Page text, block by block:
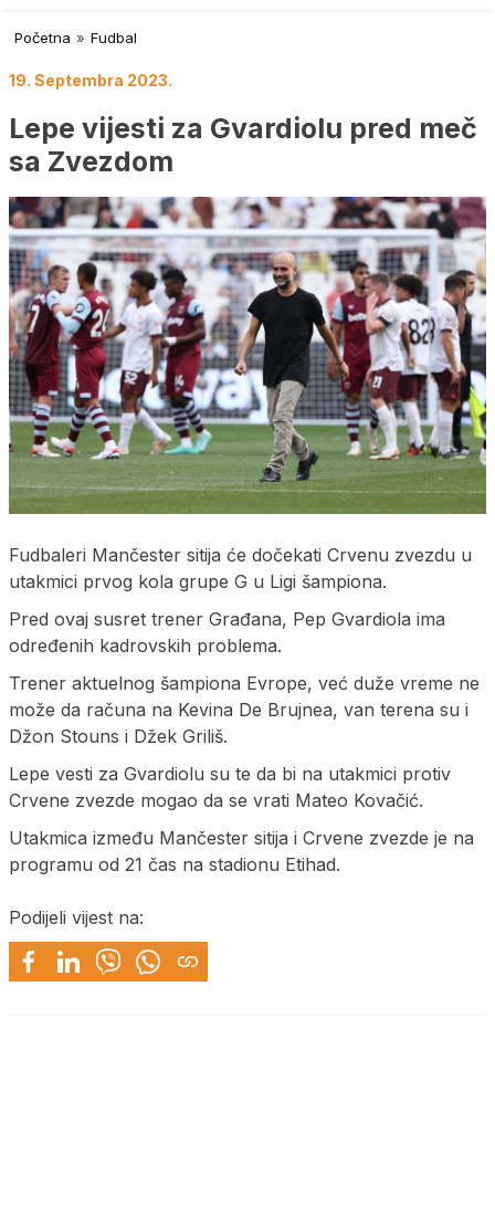
Početna » Fudbal
19. Septembra 2023.
Lepe vijesti za Gvardiolu pred meč
sa Zvezdom
Fudbaleri Mančester sitija će dočekati Crvenu zvezdu u
utakmici prvog kola grupe G u Ligi šampiona.
Pred ovaj susret trener Građana, Pep Gvardiola ima
određenih kadrovskih problema.
Trener aktuelnog šampiona Evrope, već duže vreme ne
može da računa na Kevina De Brujnea, van terena su i
Džon Stouns i Džek Griliš.
Lepe vesti za Gvardiolu su te da bi na utakmici protiv
Crvene zvezde mogao da se vrati Mateo Kovačić.
Utakmica između Mančester sitija i Crvene zvezde je na
programu od 21 čas na stadionu Etihad.
Podijeli vijest na: